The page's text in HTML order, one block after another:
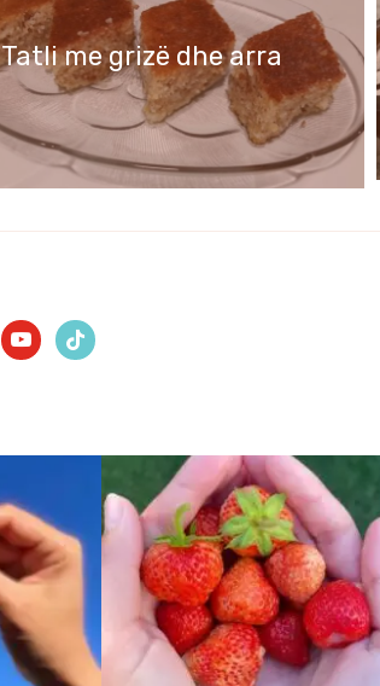
Tatli me grizë dhe arra
youtubetiktok